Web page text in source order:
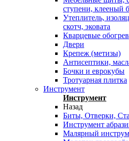
ступени, клееный
Утеплитель,
скотч, эковата
Кварцевые
Двери
Крепеж (метизы)
Антисептики,
Бочки и еврокубы
Тротуарная плитка
Инструмент
Инструмент
Назад
Биты, Отверки,
Инструмент
Малярный